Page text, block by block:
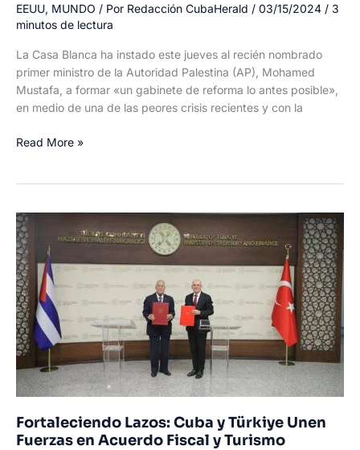
EEUU, MUNDO / Por Redacción CubaHerald / 03/15/2024 / 3
minutos de lectura
La Casa Blanca ha instado este jueves al recién nombrado
primer ministro de la Autoridad Palestina (AP), Mohamed
Mustafa, a formar «un gabinete de reforma lo antes posible»,
en medio de una de las peores crisis recientes y con la
La
al
recién
nombrado
primer
ministro
palestino
a
formar
un
gobierno
«de
Read More »
Fortaleciendo Lazos: Cuba y Türkiye Unen
Fuerzas en Acuerdo Fiscal y Turismo